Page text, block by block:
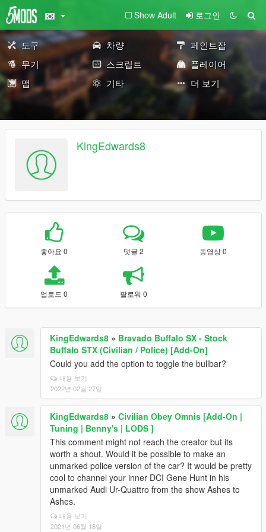
Show Adult 로그인
도구 차량
페인트잡
무기
스크립트
플레이어
맵
기타 더 보기
KingEdwards8
좋아요 0 댓글 2 동영상 0
업로드 0 팔로워 0
KingEdwards8 » Bravado Buffalo SX - Stock
Buffalo STX (Civilian / Police) [Add-On]
Could you add the option to toggle the bullbar?
내용 보기
2022년 02월 27일
KingEdwards8 » Civilian Obey Omnis [Add-On |
Tuning | Benny's | LODS ]
This comment might not reach the creator but its
worth a shout. Would it be possible to make an
unmarked police version of the car? It would be pretty
cool to channel your inner DCI Gene Hunt in his
unmarked Audi Ur-Quattro from the show Ashes to
Ashes.
내용 보기
2021년 06월 18일